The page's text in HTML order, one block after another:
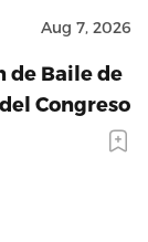
Aug 7, 2026
de Baile de
Congreso